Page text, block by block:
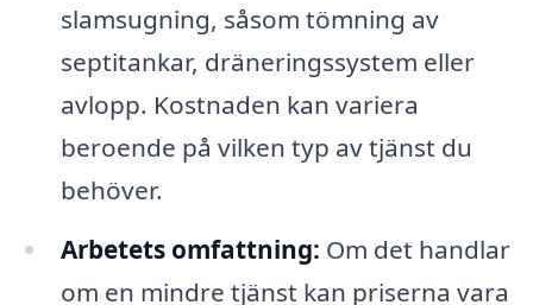
slamsugning, såsom tömning av
septitankar, dräneringssystem eller
avlopp. Kostnaden kan variera
beroende på vilken typ av tjänst du
behöver.
Arbetets omfattning: Om det handlar
om en mindre tjänst kan priserna vara